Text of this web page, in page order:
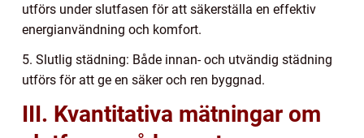
utförs under slutfasen för att säkerställa en effektiv
energianvändning och komfort.
5. Slutlig städning: Både innan- och utvändig städning
utförs för att ge en säker och ren byggnad.
III. Kvantitativa mätningar om